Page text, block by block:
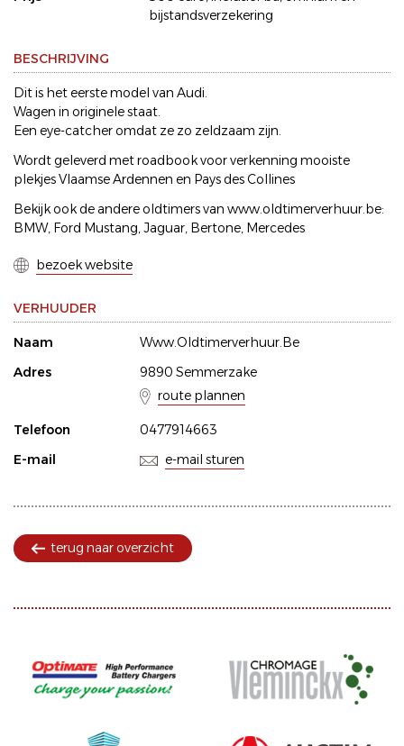
bijstandsverzekering
BESCHRIJVING
Dit is het eerste model van Audi.
Wagen in originele staat.
Een eye-catcher omdat ze zo zeldzaam zijn.
Wordt geleverd met roadbook voor verkenning mooiste
plekjes Vlaamse Ardennen en Pays des Collines
Bekijk ook de andere oldtimers van www.oldtimerverhuur.be:
BMW, Ford Mustang, Jaguar, Bertone, Mercedes
bezoek website
VERHUUDER
Naam
Www.Oldtimerverhuur.Be
Adres
9890 Semmerzake
route plannen
Telefoon
0477914663
E-mail
e-mail sturen
terug naar overzicht